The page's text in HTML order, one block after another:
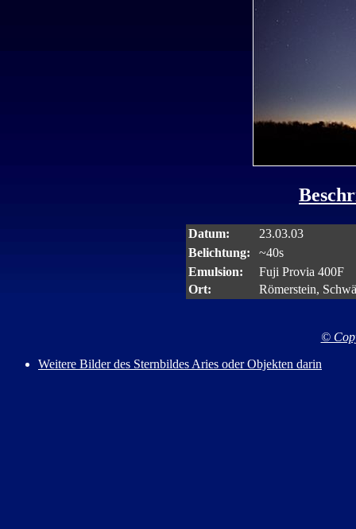
Datum:
23.03.03
Belichtung:
~40s
Emulsion:
Fuji Provia 400F
Ort:
Römerstein,
©
Weitere Bilder des Sternbildes Aries oder Objekten darin